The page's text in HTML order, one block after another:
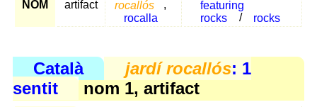
NOM artifact
rocallós
,
rocalla
featuring
rocks
/ rocks
Català jardí rocallós: 1
sentit
nom 1, artifact